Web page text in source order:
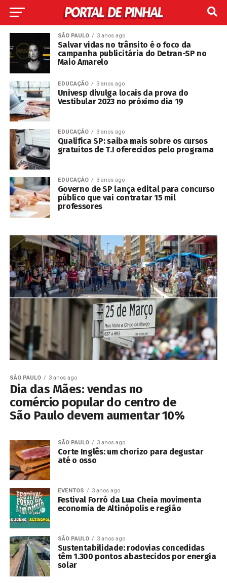
SÃO PAULO 3 anos ago
Salvar vidas no trânsito é o foco da
campanha publicitária do Detran-SP no
Maio Amarelo
EDUCAÇÃO 3 anos ago
Univesp divulga locais da prova do
Vestibular 2023 no próximo dia 19
EDUCAÇÃO 3 anos ago
Qualifica SP: saiba mais sobre os cursos
gratuitos de T.I oferecidos pelo programa
EDUCAÇÃO 3 anos ago
Governo de SP lança edital para concurso
público que vai contratar 15 mil
professores
SÃO PAULO 3 anos ago
Dia das Mães: vendas no
comércio popular do centro de
São Paulo devem aumentar 10%
SÃO PAULO 3 anos ago
Corte Inglês: um chorizo para degustar
até o osso
EVENTOS 3 anos ago
Festival Forró da Lua Cheia movimenta
economia de Altinópolis e região
SÃO PAULO 3 anos ago
Sustentabilidade: rodovias concedidas
têm 1.300 pontos abastecidos por energia
solar